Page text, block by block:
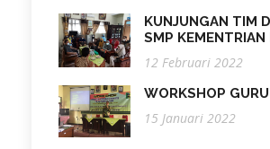
KUNJUNGAN TIM
SMP KEMENTRIAN
12 Februari 2022
WORKSHOP
15 Januari 2022